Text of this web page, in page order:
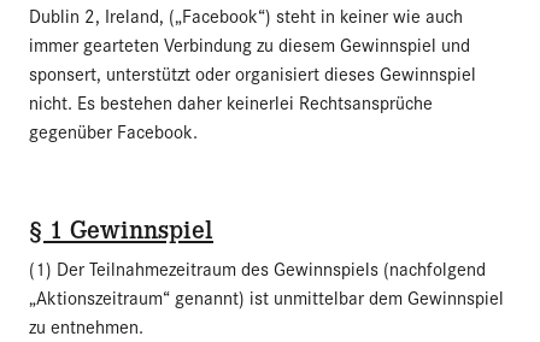
Dublin 2, Ireland, („Facebook“) steht in keiner wie auch
immer gearteten Verbindung zu diesem Gewinnspiel und
sponsert, unterstützt oder organisiert dieses Gewinnspiel
nicht. Es bestehen daher keinerlei Rechtsansprüche
gegenüber Facebook.
§ 1 Gewinnspiel
(1) Der Teilnahmezeitraum des Gewinnspiels (nachfolgend
„Aktionszeitraum“ genannt) ist unmittelbar dem Gewinnspiel
zu entnehmen.